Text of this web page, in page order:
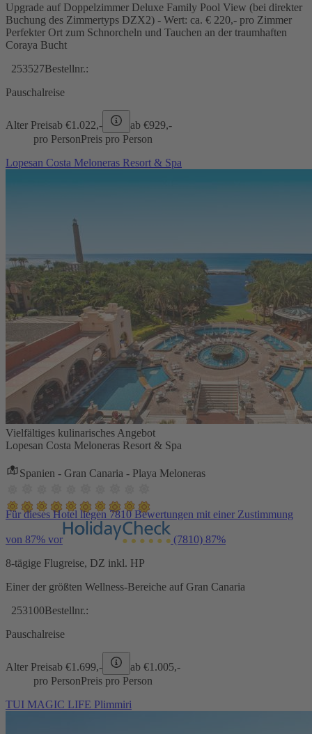
Upgrade auf Doppelzimmer Deluxe Family Pool View (bei direkter
Buchung des Zimmertyps DZX2) - Wert: ca. € 220,- pro Zimmer
Perfekter Ort zum Schnorcheln und Tauchen an der traumhaften
Coraya Bucht
253527Bestellnr.:
Pauschalreise
Alter Preisab €1.022,- ab €929,-
pro PersonPreis pro Person
Lopesan Costa Meloneras Resort & Spa
Vielfältiges kulinarisches Angebot
Lopesan Costa Meloneras Resort & Spa
Spanien - Gran Canaria - Playa Meloneras
Für dieses Hotel liegen 7810 Bewertungen mit einer Zustimmung
von 87% vor (7810) 87%
8-tägige Flugreise, DZ inkl. HP
Einer der größten Wellness-Bereiche auf Gran Canaria
253100Bestellnr.:
Pauschalreise
Alter Preisab €1.699,- ab €1.005,-
pro PersonPreis pro Person
TUI MAGIC LIFE Plimmiri